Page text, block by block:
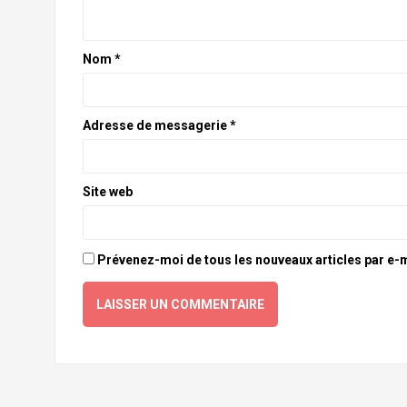
Nom *
Adresse de messagerie*
Site web
Prévenez-moi de tous les nouveaux articles par e-